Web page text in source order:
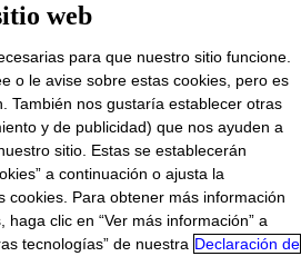
OPCIONES DE COMPRA
web
para que nuestro sitio funcione.
o le avise sobre estas cookies, pero es
También nos gustaría establecer otras
y de publicidad) que nos ayuden a
sitio. Estas se establecerán
a continuación o ajusta la
cookies. Para obtener más información
clic en “Ver más información” a
tecnologías” de nuestra Declaración de